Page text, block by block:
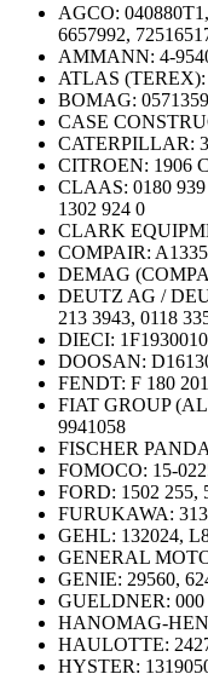
AGCO:
6657992,
AMMANN: 4-
ATLAS (TEREX):
BOMAG:
CASE
CATERPILLAR:
CITROEN: 1906
CLAAS: 0180 939
1302 924 0
CLARK
COMPAIR:
DEMAG
DEUTZ AG /
213 3943, 0118
DIECI: 1F1930010
DOOSAN:
FENDT: F 180
FIAT GROUP
9941058
FISCHER
FOMOCO: 15-
FORD: 1502 255,
FURUKAWA:
GEHL: 132024,
GENERAL
GENIE: 29560,
GUELDNER: 000
HANOMAG-
HAULOTTE:
HYSTER: